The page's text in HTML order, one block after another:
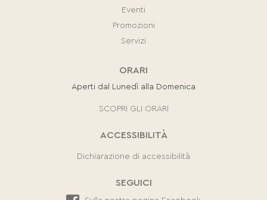
Eventi
Promozioni
Servizi
ORARI
Aperti dal Lunedì alla Domenica
SCOPRI GLI ORARI
ACCESSIBILITÀ
Dichiarazione di accessibilità
SEGUICI